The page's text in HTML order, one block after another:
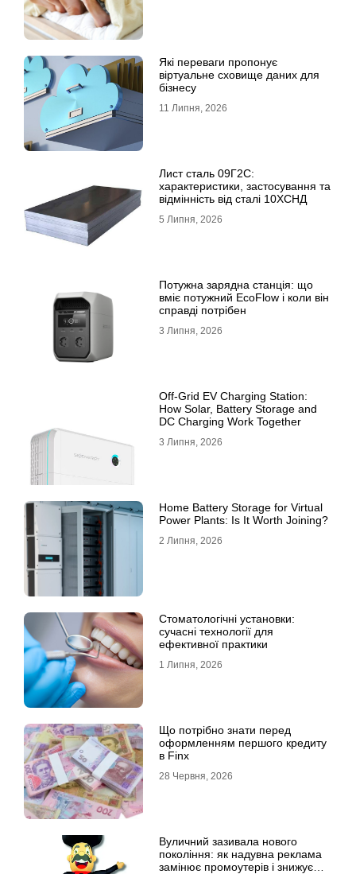
Які переваги пропонує
віртуальне сховище даних для
бізнесу
11 Липня, 2026
Лист сталь 09Г2С:
характеристики, застосування та
відмінність від сталі 10ХСНД
5 Липня, 2026
Потужна зарядна станція: що
вміє потужний EcoFlow і коли він
справді потрібен
3 Липня, 2026
Off-Grid EV Charging Station:
How Solar, Battery Storage and
DC Charging Work Together
3 Липня, 2026
Home Battery Storage for Virtual
Power Plants: Is It Worth Joining?
2 Липня, 2026
Стоматологічні установки:
сучасні технології для
ефективної практики
1 Липня, 2026
Що потрібно знати перед
оформленням першого кредиту
в Finx
28 Червня, 2026
Вуличний зазивала нового
покоління: як надувна реклама
замінює промоутерів і знижує